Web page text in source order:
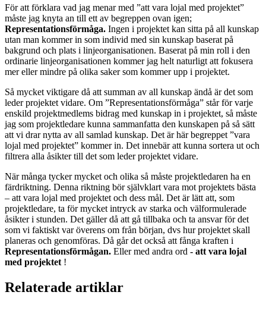
För att förklara vad jag menar med ”att vara lojal med projektet”
måste jag knyta an till ett av begreppen ovan igen;
Representationsförmåga. Ingen i projektet kan sitta på all kunskap
utan man kommer in som individ med sin kunskap baserat på
bakgrund och plats i linjeorganisationen. Baserat på min roll i den
ordinarie linjeorganisationen kommer jag helt naturligt att fokusera
mer eller mindre på olika saker som kommer upp i projektet.
Så mycket viktigare då att summan av all kunskap ändå är det som
leder projektet vidare. Om ”Representationsförmåga” står för varje
enskild projektmedlems bidrag med kunskap in i projektet, så måste
jag som projektledare kunna sammanfatta den kunskapen på så sätt
att vi drar nytta av all samlad kunskap. Det är här begreppet ”vara
lojal med projektet” kommer in. Det innebär att kunna sortera ut och
filtrera alla åsikter till det som leder projektet vidare.
När många tycker mycket och olika så måste projektledaren ha en
färdriktning. Denna riktning bör självklart vara mot projektets bästa
– att vara lojal med projektet och dess mål. Det är lätt att, som
projektledare, ta för mycket intryck av starka och välformulerade
åsikter i stunden. Det gäller då att gå tillbaka och ta ansvar för det
som vi faktiskt var överens om från början, dvs hur projektet skall
planeras och genomföras. Då går det också att fånga kraften i
Representationsförmågan. Eller med andra ord - att vara lojal
med projektet !
Relaterade artiklar